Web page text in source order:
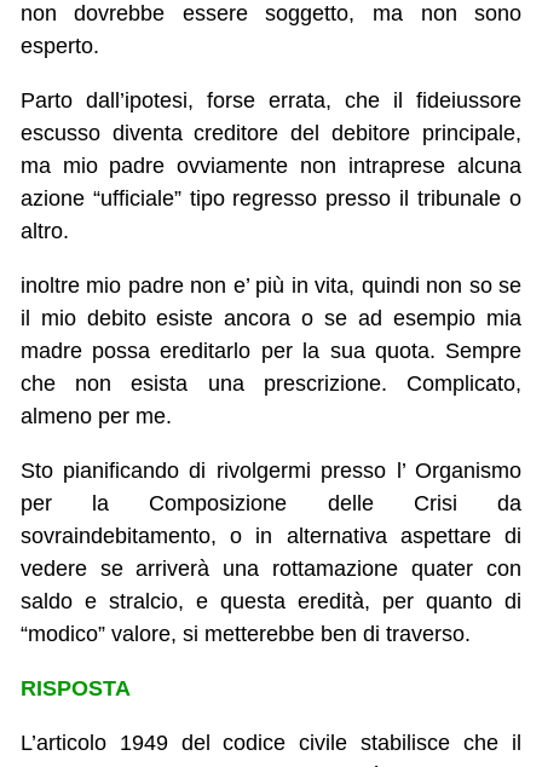
non dovrebbe essere soggetto, ma non sono
esperto.
Parto dall’ipotesi, forse errata, che il fideiussore
escusso diventa creditore del debitore principale,
ma mio padre ovviamente non intraprese alcuna
azione “ufficiale” tipo regresso presso il tribunale o
altro.
inoltre mio padre non e’ più in vita, quindi non so se
il mio debito esiste ancora o se ad esempio mia
madre possa ereditarlo per la sua quota. Sempre
che non esista una prescrizione. Complicato,
almeno per me.
Sto pianificando di rivolgermi presso l’ Organismo
per la Composizione delle Crisi da
sovraindebitamento, o in alternativa aspettare di
vedere se arriverà una rottamazione quater con
saldo e stralcio, e questa eredità, per quanto di
“modico” valore, si metterebbe ben di traverso.
RISPOSTA
L’articolo 1949 del codice civile stabilisce che il